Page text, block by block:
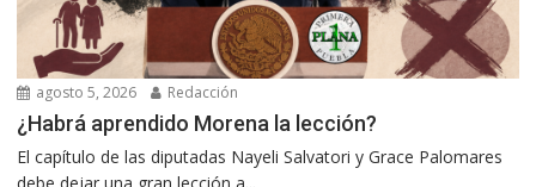
agosto 5, 2026 Redacción
¿Habrá aprendido Morena la lección?
El capítulo de las diputadas Nayeli Salvatori y Grace Palomares